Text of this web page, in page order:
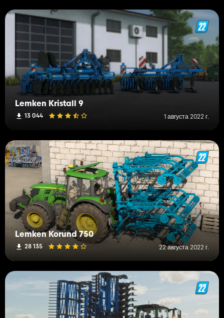
Lemken Kristall 9
13 044 1 августа 2022 г.
Lemken Korund 750
28 135 22 августа 2022 г.